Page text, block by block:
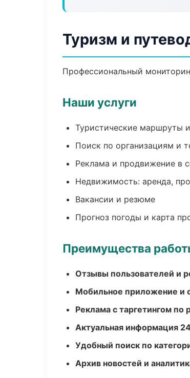
Туризм и
Профессиональный
Наши услуги
Туристические маршруты
Поиск по организациям и
Реклама и продвижение в
Недвижимость: аренда,
Вакансии и резюме
Прогноз погоды и карта
Преимущества
Отзывы пользователей и
Мобильное приложение и
Реклама с таргетингом по
Актуальная информация
Удобный поиск по
Архив новостей и